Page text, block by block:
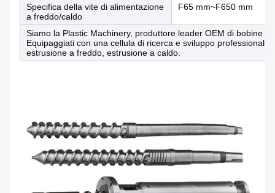
Specifica della vite di alimentazione
a freddo/caldo
F65 mm~F650 mm
Siamo la Plastic Machinery, produttore leader OEM di bobine
Equipaggiati con una cellula di ricerca e sviluppo
estrusione a freddo, estrusione a caldo.